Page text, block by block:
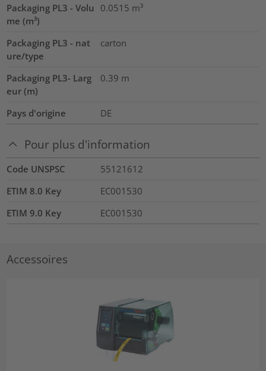
Packaging PL3 - Volu
me (m³)
0.0515 m³
Packaging PL3 - nat
ure/type
carton
Packaging PL3- Larg
eur (m)
0.39 m
Pays d'origine DE
Pour plus d'information
Code UNSPSC
55121612
ETIM 8.0 Key
EC001530
ETIM 9.0 Key
EC001530
Accessoires